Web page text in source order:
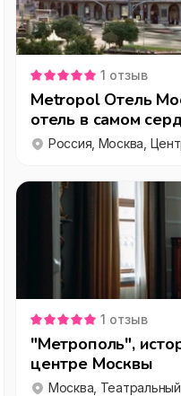
1 отзыв
Metropol Отель
отель в самом
1 отзыв
"Метрополь",
центре Москвы
Москва,